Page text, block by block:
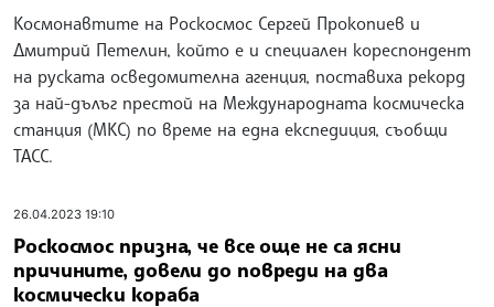
Космонавтите на Роскосмос Сергей Прокопиев и
Дмитрий Петелин, който е и специален кореспондент
на руската осведомителна агенция, поставиха рекорд
за най-дълъг престой на Международната космическа
станция (МКС) по време на една експедиция, съобщи
ТАСС.
26.04.2023 19:10
Роскосмос призна, че все още не са ясни
причините, довели до повреди на два
космически кораба